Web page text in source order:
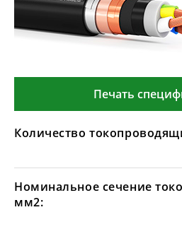
Печать
Количество
Номинальное сечение
мм2: